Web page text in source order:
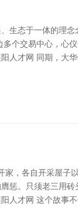
生态于一体的理
个交易中心，心
人才网 同期，大
家，各自开采屋子
惩。只须老三用
人才网 这个故事